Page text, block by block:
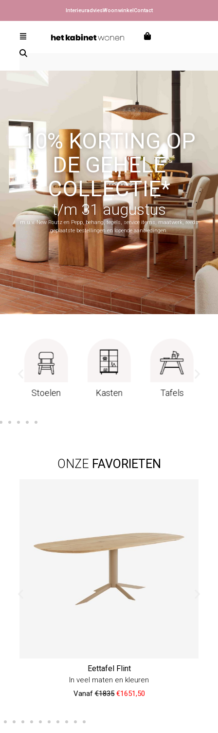
InterieuradviesWoonwinkelContact
10% KORTING OP
DE GEHELE
COLLECTIE*
t/m 31 augustus
m.u.v. New Routz en Pepp, behang, tegels, service items, maatwerk, reeds
geplaatste bestellingen en lopende aanbiedingen.
Stoelen Kasten Tafels
ONZE FAVORIETEN
Eettafel Flint
In veel maten en kleuren
Vanaf€1835 €1651,50